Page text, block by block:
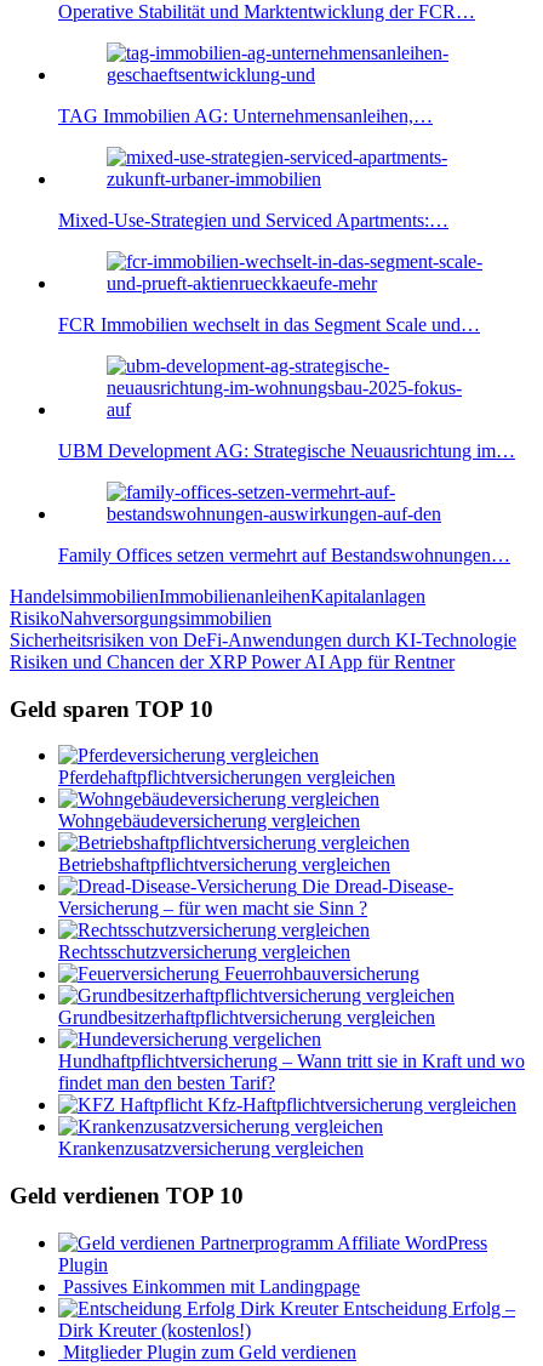
Operative Stabilität und Marktentwicklung der FCR…
TAG Immobilien AG: Unternehmensanleihen,…
Mixed-Use-Strategien und Serviced Apartments:…
FCR Immobilien wechselt in das Segment Scale und…
UBM Development AG: Strategische Neuausrichtung im…
Family Offices setzen vermehrt auf Bestandswohnungen…
HandelsimmobilienImmobilienanleihenKapitalanlagen
RisikoNahversorgungsimmobilien
Beitragsnavigation
Vorheriger
Beitrag:
Sicherheitsrisiken von DeFi-Anwendungen durch KI-Technologie
Nächster
Risiken und Chancen der XRP Power AI App für Rentner
Geld sparen TOP 10
Pferdehaftpflichtversicherungen vergleichen
Wohngebäudeversicherung vergleichen
Betriebshaftpflichtversicherung vergleichen
Die Dread-Disease-
Versicherung – für wen macht sie Sinn ?
Rechtsschutzversicherung vergleichen
Feuerrohbauversicherung
Grundbesitzerhaftpflichtversicherung vergleichen
Hundhaftpflichtversicherung – Wann tritt sie in Kraft und wo
findet man den besten Tarif?
Kfz-Haftpflichtversicherung vergleichen
Krankenzusatzversicherung vergleichen
Geld verdienen TOP 10
Affiliate WordPress
Plugin
Passives Einkommen mit Landingpage
Entscheidung Erfolg –
Dirk Kreuter (kostenlos!)
Mitglieder Plugin zum Geld verdienen